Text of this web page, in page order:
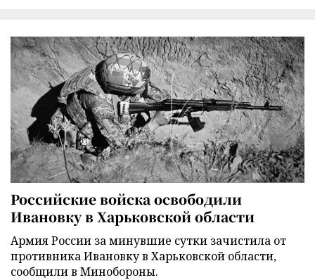
Российские войска освободили
Ивановку в Харьковской области
Армия России за минувшие сутки зачистила от
противника Ивановку в Харьковской области,
сообщили в Минобороны.